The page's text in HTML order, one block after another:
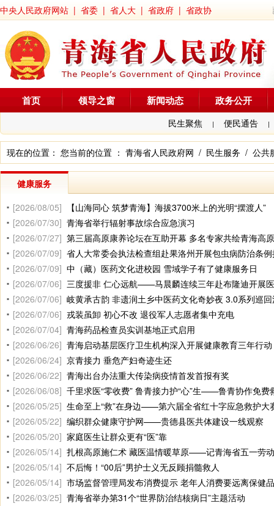
中央人民政府网站 | 省委 | 省人大 | 省政府 | 省政协
首页 领导之窗 新闻动态 政务公开
民生聚焦 | 便民通告 |
现在的位置： 您当前的位置 ： 青海省人民政府网 / 民生服务 / 公共
健康服务
[2026/08/05]
【山海同心 筑梦青海】海拔3700米上的光明“摆渡人”
[2026/07/30] 青海省举行辐射事故综合应急演习
[2026/07/27] 第三届高原康养论坛在互助开幕 多名专家共绘青海高
[2026/07/09] 省人大常委会执法检查组赴果洛州开展包虫病防治条例执法
[2026/07/09] 中（藏）医药文化进校园 雪域学子有了健康服务日
[2026/07/06] 三度援非 仁心远航——马晨麟连续三年赴布隆迪开展
[2026/07/06] 岐黄承古韵 非遗润土乡中医药文化奇妙夜 3.0系列巡
[2026/07/06] 戎装虽卸 初心不改 退役军人志愿者集中充电
[2026/07/04] 青海药品检查员实训基地正式启用
[2026/06/26] 青海启动基层医疗卫生机构深入开展健康教育三年行动
[2026/06/24] 京青接力 垂危产妇奇迹生还
[2026/06/22] 青海出台办法重大传染病疫情首发首报有奖
[2026/06/08] 千里求医“零收费” 鲁青接力护“心”生——鲁青协作免费
[2026/05/25] 生命至上“救”在身边——第六届全省红十字应急救护大
[2026/05/22] 编织群众健康守护网——贵德县医共体建设一线观察
[2026/05/20] 家庭医生让群众更有“医”靠
[2026/05/14] 扎根高原施仁术 藏医温情暖草原——记青海省五一劳动奖章
[2026/05/14] 不后悔！“00后”男护士义无反顾捐髓救人
[2026/05/14] 市场监督管理局发布消费提示 老年人消费要远离保健
[2026/03/25] 青海省举办第31个“世界防治结核病日”主题活动